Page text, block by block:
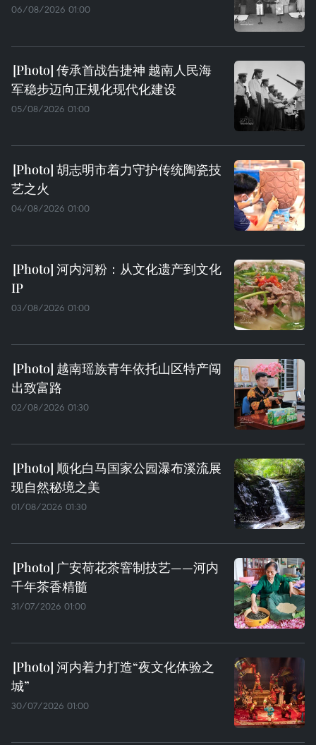
06/08/2026 01:00
传承首战告捷神 越南人民海
军稳步迈向正规化现代化建设
05/08/2026 01:00
胡志明市着力守护传统陶瓷技
艺之火
04/08/2026 01:00
河内河粉：从文化遗产到文化
IP
03/08/2026 01:00
越南瑶族青年依托山区特产闯
出致富路
02/08/2026 01:30
顺化白马国家公园瀑布溪流展
现自然秘境之美
01/08/2026 01:30
广安荷花茶窨制技艺——河内
千年茶香精髓
31/07/2026 01:00
河内着力打造“夜文化体验之
城”
30/07/2026 01:00